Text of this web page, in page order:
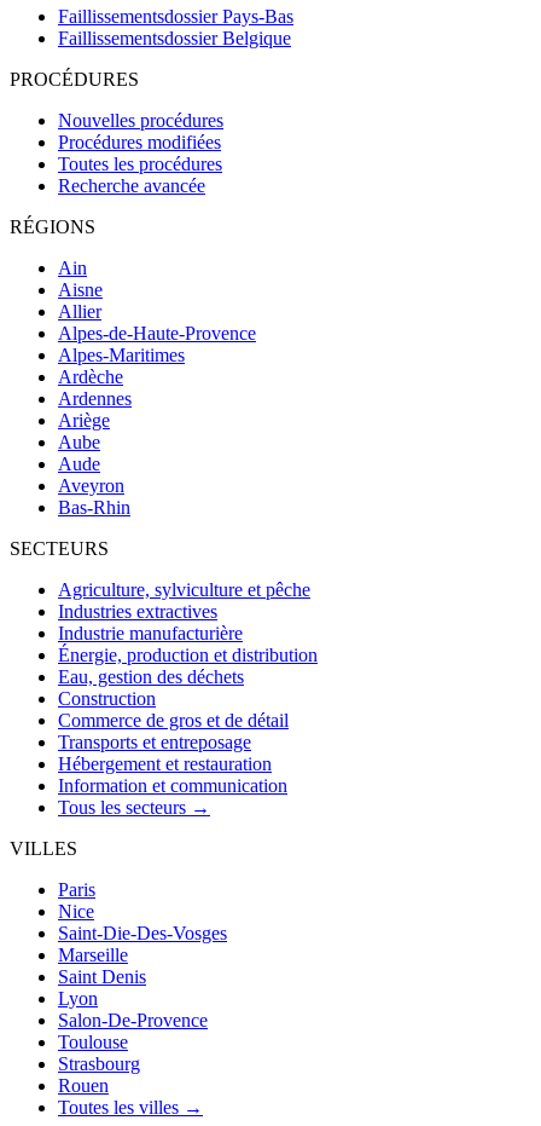
Faillissementsdossier Pays-Bas
Faillissementsdossier Belgique
PROCÉDURES
Nouvelles procédures
Procédures modifiées
Toutes les procédures
Recherche avancée
RÉGIONS
Ain
Aisne
Allier
Alpes-de-Haute-Provence
Alpes-Maritimes
Ardèche
Ardennes
Ariège
Aube
Aude
Aveyron
Bas-Rhin
SECTEURS
Agriculture, sylviculture et pêche
Industries extractives
Industrie manufacturière
Énergie, production et distribution
Eau, gestion des déchets
Construction
Commerce de gros et de détail
Transports et entreposage
Hébergement et restauration
Information et communication
Tous les secteurs →
VILLES
Paris
Nice
Saint-Die-Des-Vosges
Marseille
Saint Denis
Lyon
Salon-De-Provence
Toulouse
Strasbourg
Rouen
Toutes les villes →